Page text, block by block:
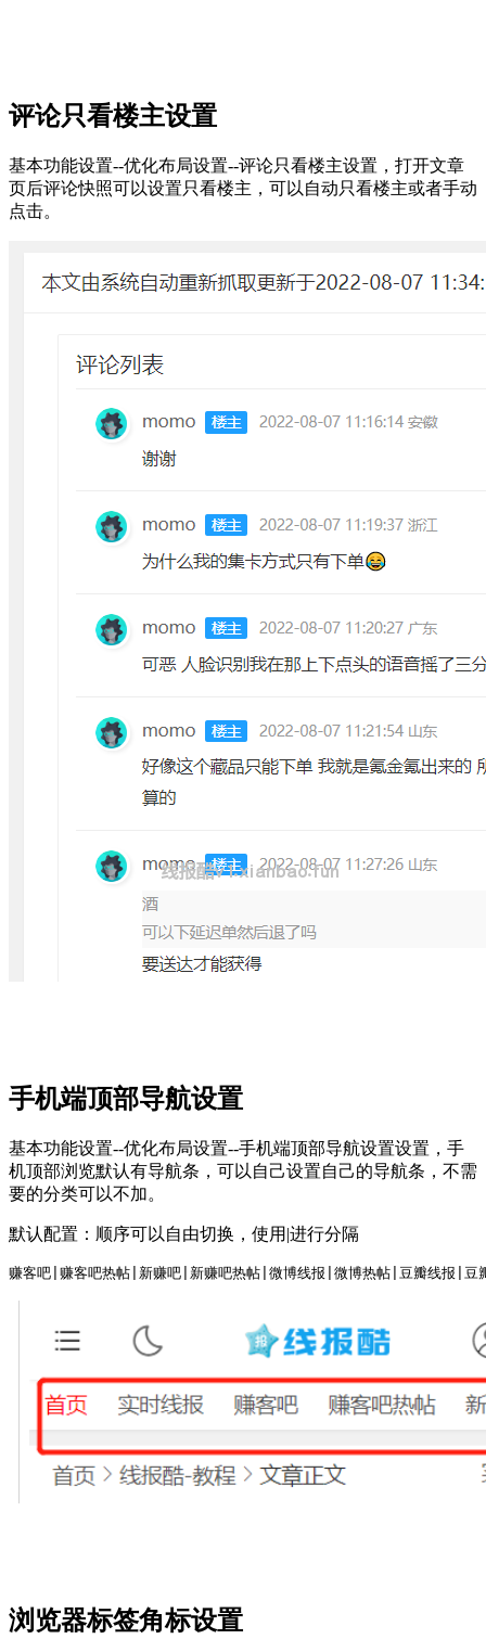
评论只看楼主设置
基本功能设置--优化布局设置--评论只看楼主设置，打开文章
页后评论快照可以设置只看楼主，可以自动只看楼主或者手动
点击。
手机端顶部导航设置
基本功能设置--优化布局设置--手机端顶部导航设置设置，手
机顶部浏览默认有导航条，可以自己设置自己的导航条，不需
要的分类可以不加。
默认配置：顺序可以自由切换，使用|进行分隔
赚客吧|赚客吧热帖|新赚吧|新赚吧热帖|微博线报|微博热帖|豆瓣线报|
浏览器标签角标设置